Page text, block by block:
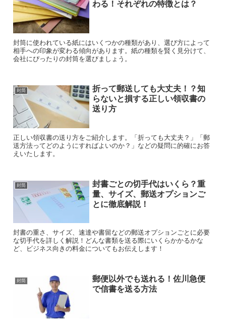
わる！それぞれの特徴とは？
封筒に使われている紙にはいくつかの種類があり、選び方によって
相手への印象が変わる傾向があります。紙の種類を賢く見分けて、
会社にぴったりの封筒を選びましょう。
封筒
折って郵送しても大丈夫！？知
らないと損する正しい領収書の
送り方
正しい領収書の送り方をご紹介します。「折っても大丈夫？」「郵
送方法ってどのようにすればよいのか？」などの疑問に的確にお答
えいたします。
封筒
封書ごとの切手代はいくら？重
量、サイズ、郵送オプションご
とに徹底解説！
封書の重さ、サイズ、速達や書留などの郵送オプションごとに必要
な切手代を詳しく解説！どんな書類を送る際にいくらかかるかな
ど、ビジネス向きの料金についてもお伝えします！
封筒
郵便以外でも送れる！佐川急便
で信書を送る方法